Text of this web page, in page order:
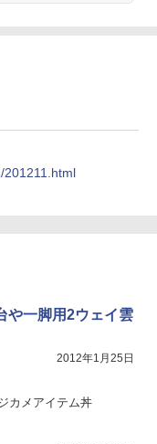
201211.html
や一脚用2ウェイ雲
2012年1月25日
カメアイテム丼